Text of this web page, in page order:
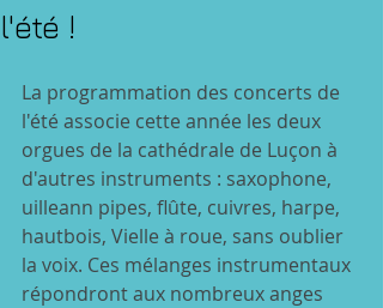
l'été !
La programmation des concerts de
l'été associe cette année les deux
orgues de la cathédrale de Luçon à
d'autres instruments : saxophone,
uilleann pipes, flûte, cuivres, harpe,
hautbois, Vielle à roue, sans oublier
la voix. Ces mélanges instrumentaux
répondront aux nombreux anges